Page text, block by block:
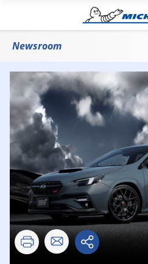
Newsroom
新型「LEVORG STI Sport♯」に純正装着